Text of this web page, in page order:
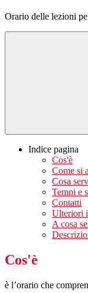
Orario delle lezioni
Indice pagina
Cos'è
Come si
Cosa
Tempi e
Contatti
Ulteriori
A cosa
Cos'è
è l’orario che